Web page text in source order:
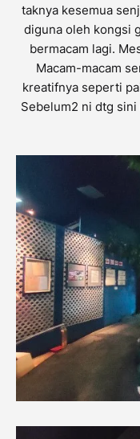
taknya kesemua
diguna oleh kongsi
bermacam lagi.
Macam-macam
kreatifnya seperti
Sebelum2 ni dtg sini